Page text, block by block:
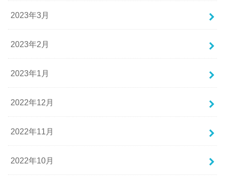
2023年3月
2023年2月
2023年1月
2022年12月
2022年11月
2022年10月